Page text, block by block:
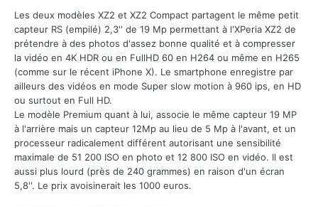
Les deux modèles XZ2 et XZ2 Compact partagent le même petit
capteur RS (empilé) 2,3'' de 19 Mp permettant à l'XPeria XZ2 de
prétendre à des photos d'assez bonne qualité et à compresser
la vidéo en 4K HDR ou en FullHD 60 en H264 ou même en H265
(comme sur le récent iPhone X). Le smartphone enregistre par
ailleurs des vidéos en mode Super slow motion à 960 ips, en HD
ou surtout en Full HD.
Le modèle Premium quant à lui, associe le même capteur 19 MP
à l'arrière mais un capteur 12Mp au lieu de 5 Mp à l'avant, et un
processeur radicalement différent autorisant une sensibilité
maximale de 51 200 ISO en photo et 12 800 ISO en vidéo. Il est
aussi plus lourd (près de 240 grammes) en raison d'un écran
5,8''. Le prix avoisinerait les 1000 euros.